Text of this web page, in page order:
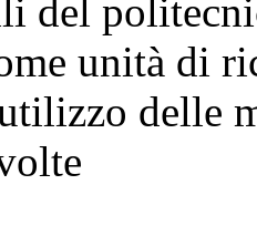
del
unità di
delle